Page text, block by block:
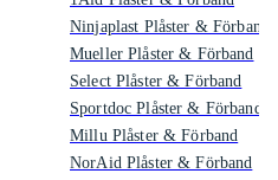
Ninjaplast Plåster & Förband
Mueller Plåster & Förband
Select Plåster & Förband
Sportdoc Plåster & Förband
Millu Plåster & Förband
NorAid Plåster & Förband